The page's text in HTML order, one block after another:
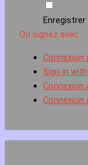
Ou signez avec
Sign in
Connexion
Connexion